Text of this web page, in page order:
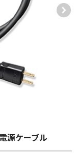
源ケーブル